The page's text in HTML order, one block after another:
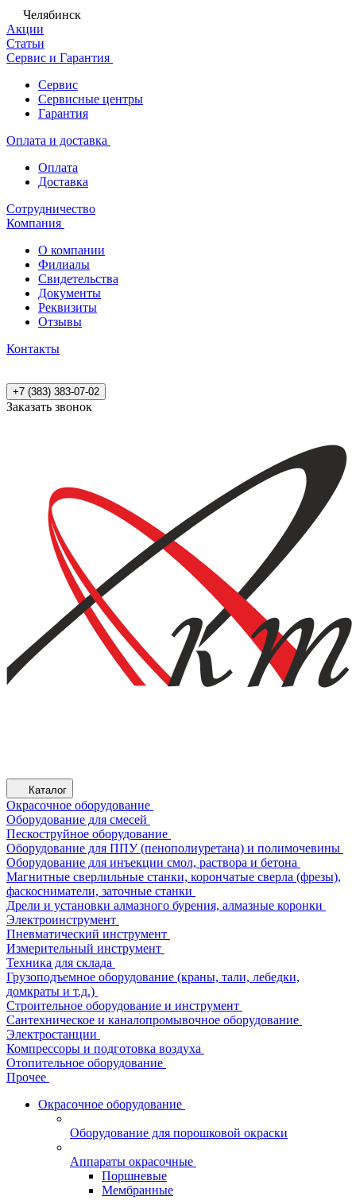
Челябинск
Акции
Статьи
Сервис и Гарантия
Сервис
Сервисные центры
Гарантия
Оплата и доставка
Оплата
Доставка
Сотрудничество
Компания
О компании
Филиалы
Свидетельства
Документы
Реквизиты
Отзывы
Контакты
+7 (383) 383-07-02
Заказать звонок
Каталог
Окрасочное оборудование
Оборудование для смесей
Пескоструйное оборудование
Оборудование для ППУ (пенополиуретана) и полимочевины
Оборудование для инъекции смол, раствора и бетона
Магнитные сверлильные станки, корончатые сверла (фрезы),
фаскосниматели, заточные станки
Дрели и установки алмазного бурения, алмазные коронки
Электроинструмент
Пневматический инструмент
Измерительный инструмент
Техника для склада
Грузоподъемное оборудование (краны, тали, лебедки,
домкраты и т.д.)
Строительное оборудование и инструмент
Сантехническое и каналопромывочное оборудование
Электростанции
Компрессоры и подготовка воздуха
Отопительное оборудование
Прочее
Окрасочное оборудование
Оборудование для порошковой окраски
Аппараты окрасочные
Поршневые
Мембранные